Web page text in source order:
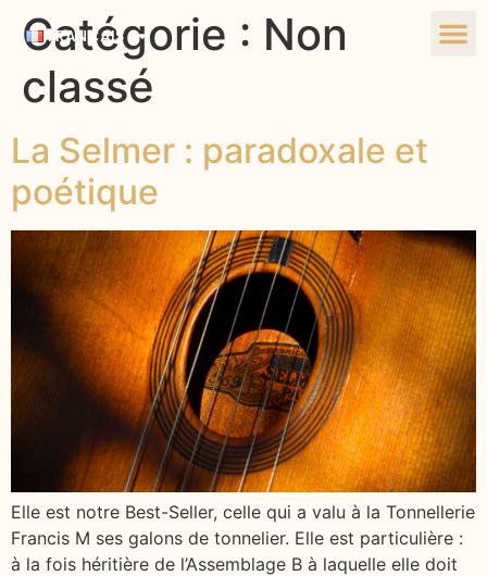
FRANÇAIS
Catégorie : Non
classé
La Selmer : paradoxale et
poétique
Elle est notre Best-Seller, celle qui a valu à la Tonnellerie
Francis M ses galons de tonnelier. Elle est particulière :
à la fois héritière de l’Assemblage B à laquelle elle doit